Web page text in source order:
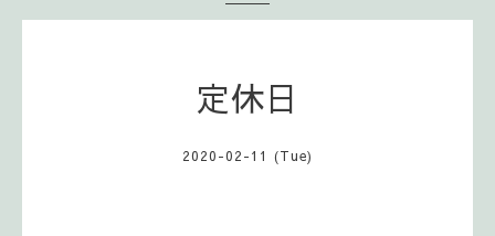
定休日
2020-02-11 (Tue)